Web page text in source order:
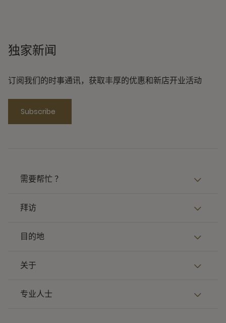
独家新闻
订阅我们的时事通讯，获取丰厚的优惠和新店开业活动
Subscribe
需要帮忙 ？
拜访
目的地
关于
专业人士